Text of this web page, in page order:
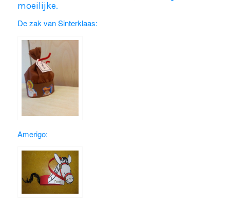
moeilijke.
De zak van Sinterklaas:
Amerigo: